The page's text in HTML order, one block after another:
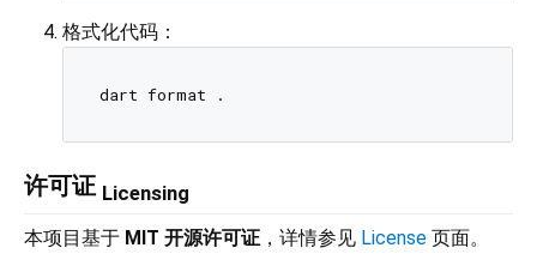
格式化代码：
许可证 Licensing
本项目基于 MIT 开源许可证 ，详情参见 License 页面。